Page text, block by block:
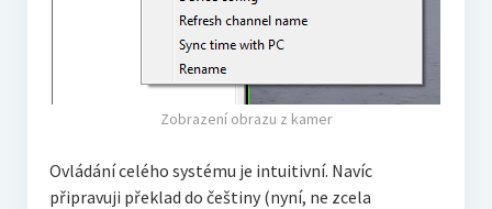
Zobrazení obrazu z kamer
Ovládání celého systému je intuitivní. Navíc
připravuji překlad do češtiny (nyní, ne zcela